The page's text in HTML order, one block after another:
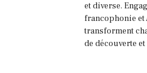
et diverse.
francophonie et
transforment
de découverte